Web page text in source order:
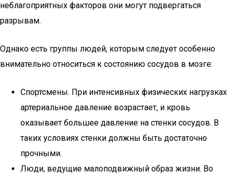
неблагоприятных факторов они могут подвергаться
разрывам.
Однако есть группы людей, которым следует особенно
внимательно относиться к состоянию сосудов в мозге:
Спортсмены. При интенсивных физических нагрузках
артериальное давление возрастает, и кровь
оказывает большее давление на стенки сосудов. В
таких условиях стенки должны быть достаточно
прочными.
Люди, ведущие малоподвижный образ жизни. Во